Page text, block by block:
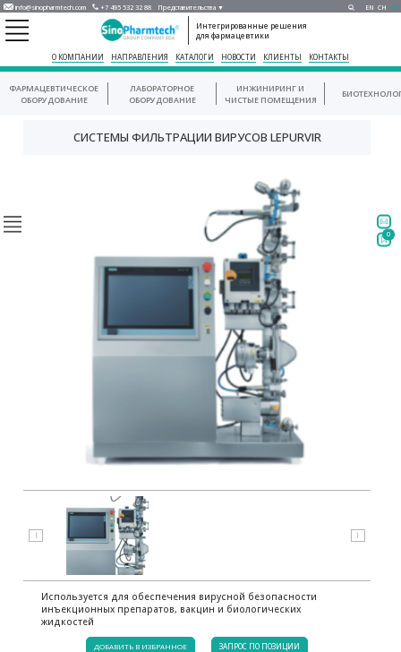
info@sinopharmtech.com +7 495 532 32 88 Представительства ▼ EN CH RU
Интегрированные решения
для фармацевтики
О КОМПАНИИ НАПРАВЛЕНИЯ КАТАЛОГИ НОВОСТИ КЛИЕНТЫ КОНТАКТЫ
ФАРМАЦЕВТИЧЕСКОЕ
ОБОРУДОВАНИЕ
ЛАБОРАТОРНОЕ
ОБОРУДОВАНИЕ
ИНЖИНИРИНГ И
ЧИСТЫЕ ПОМЕЩЕНИЯ
СИСТЕМЫ ФИЛЬТРАЦИИ ВИРУСОВ LEPURVIR
Используется для обеспечения вирусной безопасности
инъекционных препаратов, вакцин и биологических
жидкостей
ДОБАВИТЬ В ИЗБРАННОЕ ЗАПРОС ПО ПОЗИЦИИ
0